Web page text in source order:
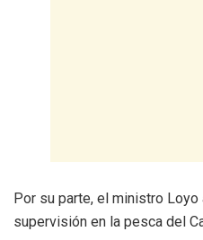
Por su parte, el ministro
supervisión en la pesca del